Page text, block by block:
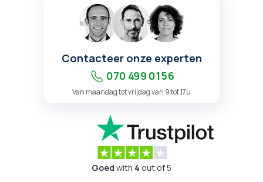
Contacteer onze experten
070 499 01 56
Van maandag tot vrijdag van 9 tot 17u
Goed with 4 out of 5